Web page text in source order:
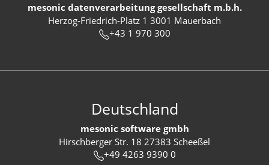
mesonic datenverarbeitung gesellschaft m.b.h.
Herzog-Friedrich-Platz 1 3001 Mauerbach
+43 1 970 300
Deutschland
mesonic software gmbh
Hirschberger Str. 18 27383 Scheeßel
+49 4263 9390 0